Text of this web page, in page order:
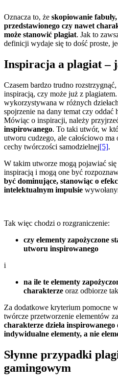
Oznacza to, że skopiowanie
przedstawionego czy nawet
może stanowić plagiat. Jak to
definicji wydaje się to dość proste,
Inspiracja a plagiat –
Czasem bardzo trudno
inspiracją, czy może już z
wykorzystywana w różnych
spojrzenie na dany temat czy oddać
Mówiąc o inspiracji, należy
inspirowanego. To taki utwór, w
utworu cudzego, ale całościowo
cechy twórczości samodzielnej[5].
W takim utworze mogą pojawiać
inspiracją i mogą one być
być dominujące, stanowiąc o
intelektualnym impulsie
Tak więc chodzi o rozgraniczenie:
czy elementy zapożyczone
utworu inspirowanego
i
na ile te elementy
charakterze oraz odbiorze
Za dodatkowe kryterium pomocne
twórcze przetworzenie elementów
charakterze dzieła inspirowanego
indywidualne elementy, a nie
Słynne przypadki
gamingowym